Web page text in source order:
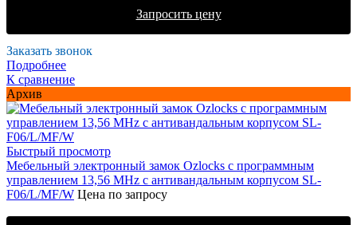
Запросить цену
Заказать звонок
Подробнее
К сравнение
Архив
Быстрый просмотр
Мебельный электронный замок Ozlocks с программным
управлением 13,56 MHz с антивандальным корпусом SL-
F06/L/MF/W Цена по запросу